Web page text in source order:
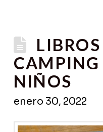
CAMPING
NIÑOS
enero 30, 2022